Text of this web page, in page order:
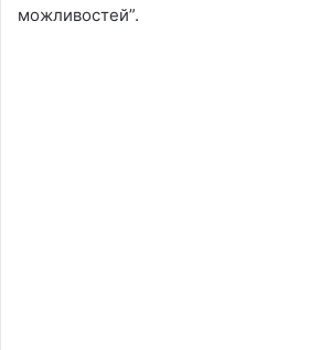
можливостей”.